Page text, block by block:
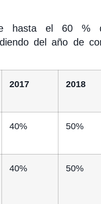
hasta el 60 %
del año de
2017 2018
40% 50%
40% 50%